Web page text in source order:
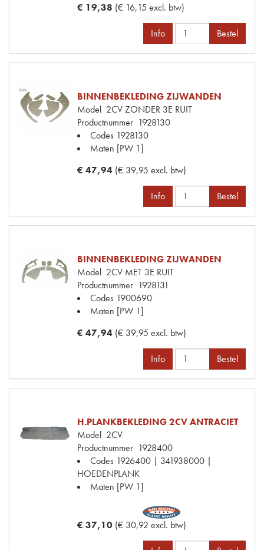
€ 19,38 (€ 16,15 excl. btw)
Info Bestel
BINNENBEKLEDING ZIJWANDEN
Model 2CV ZONDER 3E RUIT
Productnummer 1928130
Codes 1928130
Maten [PW 1]
€ 47,94 (€ 39,95 excl. btw)
Info Bestel
BINNENBEKLEDING ZIJWANDEN
Model 2CV MET 3E RUIT
Productnummer 1928131
Codes 1900690
Maten [PW 1]
€ 47,94 (€ 39,95 excl. btw)
Info Bestel
H.PLANKBEKLEDING 2CV ANTRACIET
Model 2CV
Productnummer 1928400
Codes 1926400 | 341938000 |
HOEDENPLANK
Maten [PW 1]
€ 37,10 (€ 30,92 excl. btw)